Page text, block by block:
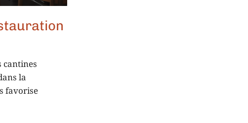
cantines
la
favorise